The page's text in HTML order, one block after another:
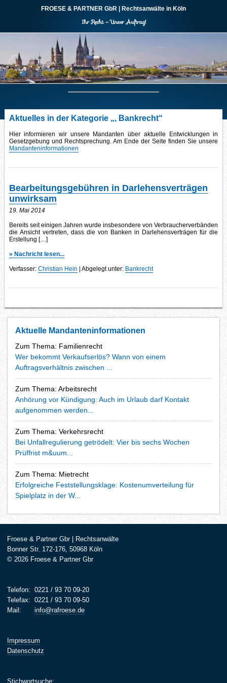
FROESE & PARTNER GbR | Rechtsanwälte in Köln
Ihr Recht – Unser Auftrag!
Aktuelles in der Kategorie „, Bankrecht“
Hier informieren wir unsere Mandanten über aktuelle Entwicklungen in
Gesetzgebung und Rechtsprechung. Am Ende der Seite finden Sie unsere
Mandanteninformationen
Bearbeitungsgebühren in Darlehensverträgen
unwirksam
19. Mai 2014
Bereits seit einigen Jahren wurde insbesondere von Verbraucherverbänden
die Ansicht vertreten, dass die von Banken in Darlehensverträgen für die
Erstellung […]
» Nachricht lesen...
Verfasser: Christian Hein | Abgelegt unter: Bankrecht
Aktuelle Mandanteninformationen
Zum Thema: Familienrecht
Wer bekommt Verkaufserlös? Wann von einem
Auftragsverhältnis zwischen ...
Zum Thema: Arbeitsrecht
Anhörung vor Kündigung: Auch im Urlaub darf Kontakt
aufgenommen werden...
Zum Thema: Verkehrsrecht
Bei Unfallregulierung getrödelt: Vier bis sechs Wochen
Prüffrist m&uum...
Zum Thema: Mietrecht
Erfolgreiche Feststellungsklage: Kostenumverteilung für
Spielplatz in der W...
Froese & Partner Gbr | Rechtsanwälte
Bonner Str. 172-176, 50968 Köln
© 2026 Froese & Partner Gbr
Telefon: 0221 / 93 70 09-20
Telefax: 0221 / 93 70 09-50
Mail:
info@rafroese.de
Impressum
Datenschutz
Stichwortsuche: